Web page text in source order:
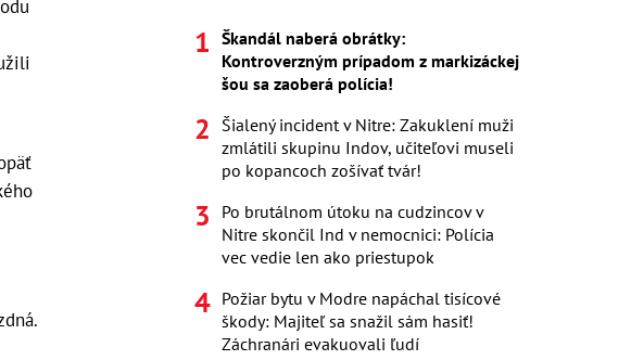
Škandál naberá obrátky:
Kontroverzným prípadom z markizáckej
šou sa zaoberá polícia!
Šialený incident v Nitre: Zakuklení muži
zmlátili skupinu Indov, učiteľovi museli
po kopancoch zošívať tvár!
Po brutálnom útoku na cudzincov v
Nitre skončil Ind v nemocnici: Polícia
vec vedie len ako priestupok
Požiar bytu v Modre napáchal tisícové
škody: Majiteľ sa snažil sám hasiť!
Záchranári evakuovali ľudí